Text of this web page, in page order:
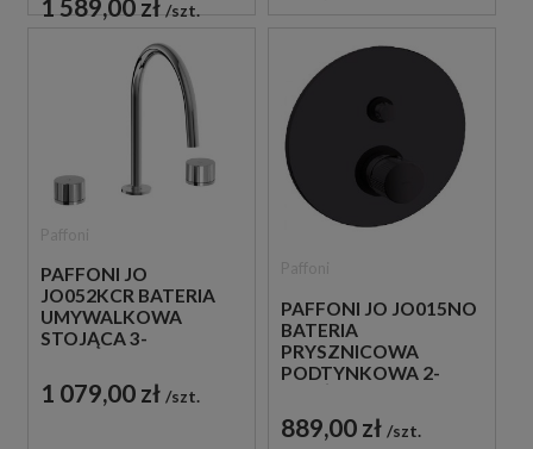
1 589,00 zł szt.
PAFFONI JO
JO052KCR BATERIA
UMYWALKOWA
STOJĄCA 3-
DWUUCHWYTOWA
CHROM
1 079,00 zł szt.
PAFFONI JO JO015NO
BATERIA
PRYSZNICOWA
PODTYNKOWA 2-
JEDNOUCHWYTOWA
CZARNA
889,00 zł szt.